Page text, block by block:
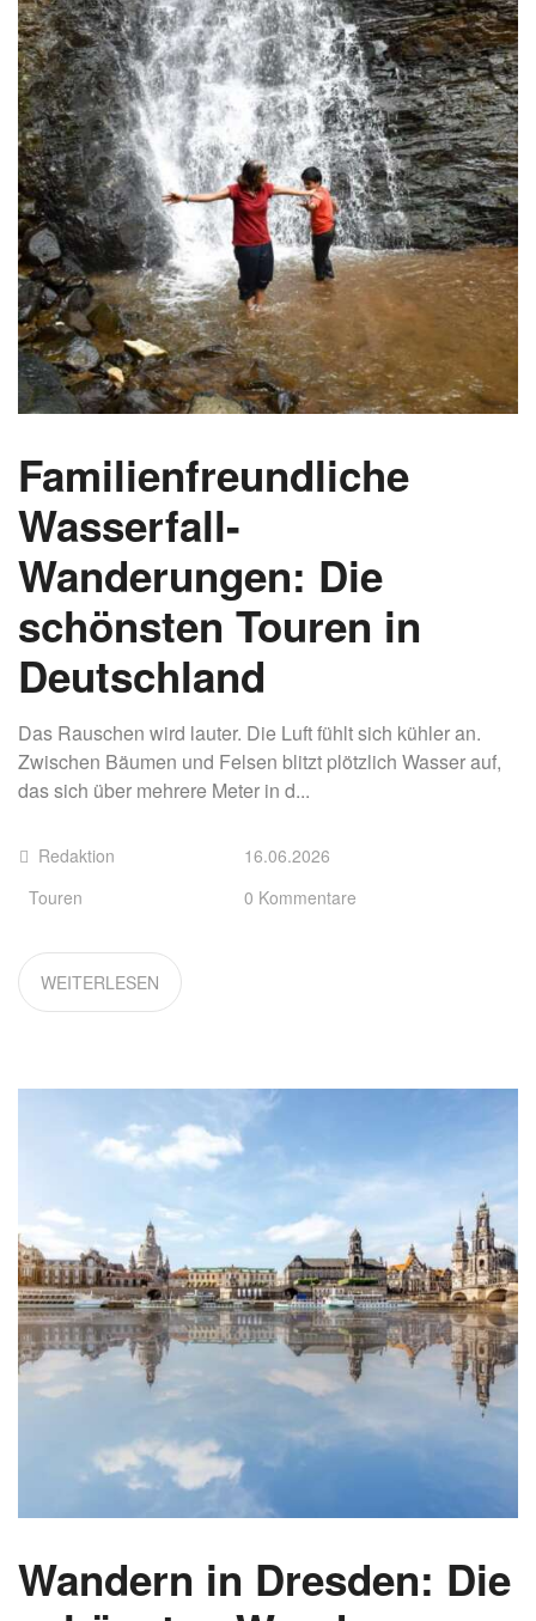
Familienfreundliche
Wasserfall-
Wanderungen: Die
schönsten Touren in
Deutschland
Das Rauschen wird lauter. Die Luft fühlt sich kühler an.
Zwischen Bäumen und Felsen blitzt plötzlich Wasser auf,
das sich über mehrere Meter in d...
Redaktion
Touren
16.06.2026
0 Kommentare
WEITERLESEN
Wandern in Dresden: Die